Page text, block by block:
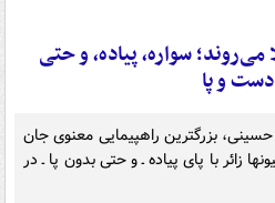
سواره، پیاده، و حتی
و پا
حسینی، بزرگترین راهپیمایی معنوی جان
زائر با پای پیاده ـ و حتی بدون پا ـ در